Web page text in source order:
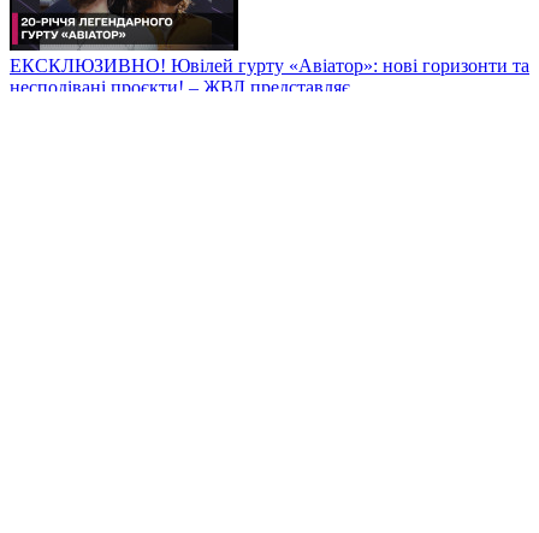
ЕКСКЛЮЗИВНО! Ювілей гурту «Авіатор»: нові горизонти та
несподівані проєкти! – ЖВЛ представляє